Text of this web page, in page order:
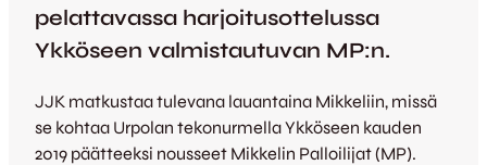
pelattavassa harjoitusottelussa
Ykköseen valmistautuvan MP:n.
JJK matkustaa tulevana lauantaina Mikkeliin, missä
se kohtaa Urpolan tekonurmella Ykköseen kauden
2019 päätteeksi nousseet Mikkelin Palloilijat (MP).